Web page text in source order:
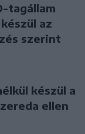
tagállam
az
szerint
készül a
ellen